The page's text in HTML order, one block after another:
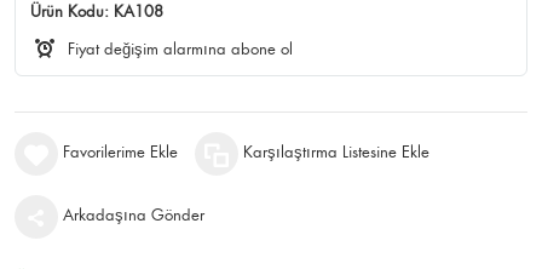
Ürün Kodu: KA108
Fiyat değişim alarmına abone ol
Favorilerime Ekle Karşılaştırma Listesine Ekle
Arkadaşına Gönder